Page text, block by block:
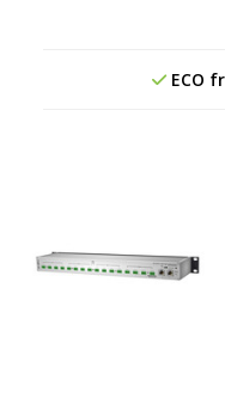
ECO